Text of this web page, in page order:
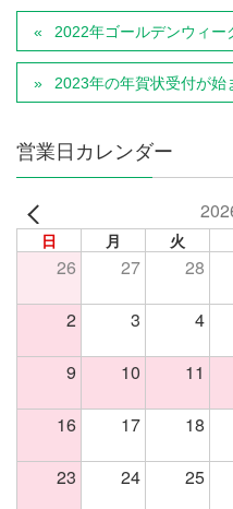
2022年ゴールデンウィー
2023年の年賀状受付が始
営業日カレンダー
日 月 火
26 27 28
2 3 4
9 10 11
16 17 18
23 24 25